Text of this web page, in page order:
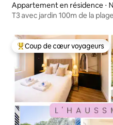
Appartement en résidence ⋅
T3 avec jardin 100m de la plage
Coups de cœur voyageurs les
Coup de cœur voyageurs